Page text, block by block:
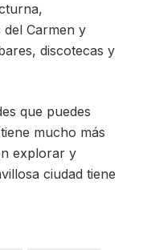
Carmen y
discotecas y
que puedes
mucho más
explorar y
ciudad tiene